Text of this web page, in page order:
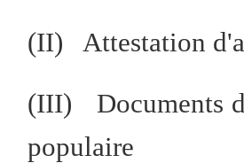
(II) Attestation
(III) Documents
populaire